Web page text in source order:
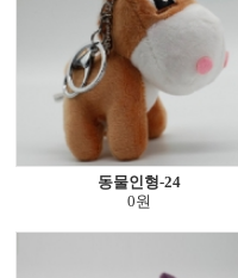
동물인형-24
0원